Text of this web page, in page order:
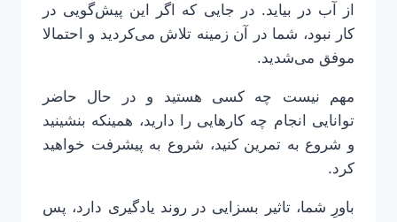
از آب در بیاید. در جایی که اگر این پیش‌گویی در
کار نبود، شما در آن زمینه تلاش می‌کردید و احتمالا
موفق می‌شدید.
مهم نیست چه کسی هستید و در حال حاضر
توانایی انجام چه کارهایی را دارید، همینکه بنشینید
و شروع به تمرین کنید، شروع به پیشرفت خواهید
کرد.
باورِ شما، تاثیر بسزایی در روند یادگیری دارد، پس